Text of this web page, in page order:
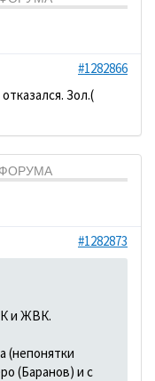
#1282866
Зол.(
ФОРУМА
#1282873
и ЖВК.
(непонятки
(Баранов) и с